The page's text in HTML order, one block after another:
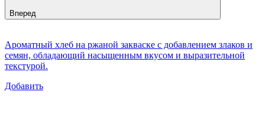
Вперед
Ароматный хлеб на ржаной закваске с добавлением злаков и
семян, обладающий насыщенным вкусом и выразительной
текстурой.
Добавить